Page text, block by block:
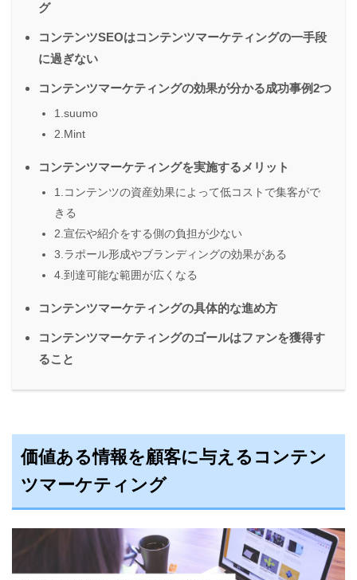
グ
コンテンツSEOはコンテンツマーケティングの一手段
に過ぎない
コンテンツマーケティングの効果が分かる成功事例2つ
1.suumo
2.Mint
コンテンツマーケティングを実施するメリット
1.コンテンツの資産効果によって低コストで集客がで
きる
2.宣伝や紹介をする側の負担が少ない
3.ラポール形成やブランディングの効果がある
4.到達可能な範囲が広くなる
コンテンツマーケティングの具体的な進め方
コンテンツマーケティングのゴールはファンを獲得す
ること
価値ある情報を顧客に与えるコンテン
ツマーケティング